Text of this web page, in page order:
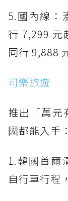
5.國內線：
行 7,299 元
同行 9,888
可樂旅遊
推出「萬元
國都能入手：
1.韓國首爾
自行車行程